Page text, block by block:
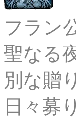
フラン
聖なる
別な贈
日々募